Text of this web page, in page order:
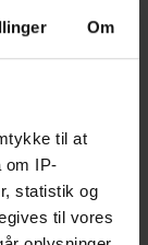
Om
til at
om IP-
statistik og
til vores
barnedåb,
arrangement eller
på at møde op. Vi
samt oprydning. I
med dans og